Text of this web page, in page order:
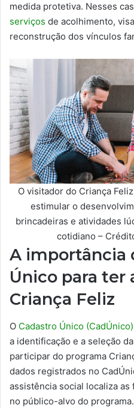
medida protetiva. Nesses
serviços de acolhimento,
reconstrução dos vínculos
O visitador do Criança
estimular o
brincadeiras e atividades
cotidiano –
A importância
Único para ter
Criança Feliz
O Cadastro Único (CadÚnico)
a identificação e a seleção
participar do programa
dados registrados no
assistência social localiza
no público-alvo do programa.